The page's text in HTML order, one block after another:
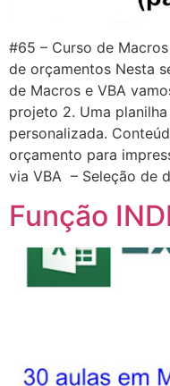
#65 – Curso de
de orçamentos Nesta
de Macros e VBA
projeto 2. Uma
personalizada.
orçamento para
via VBA – Seleção de
Função